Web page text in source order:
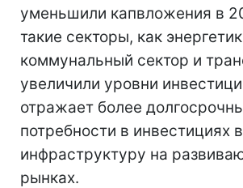
уменьшили капвложения в
такие секторы, как
коммунальный сектор и
увеличили уровни
отражает более
потребности в инвестициях в
инфраструктуру на
рынках.